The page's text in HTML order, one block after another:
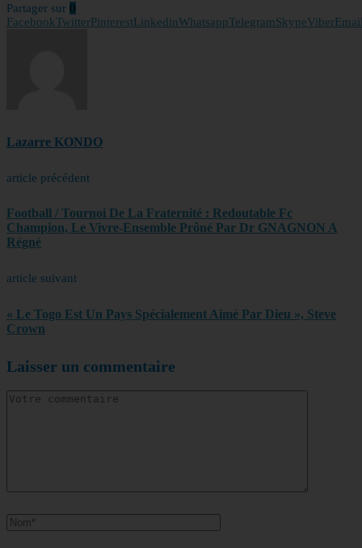
Partager sur 0
FacebookTwitterPinterestLinkedinWhatsappTelegramSkypeViber
Lazarre KONDO
article précédent
Football / Tournoi De La Fraternité : Redoutable Fc
Champion, Le Vivre-Ensemble Prôné Par Dr GNAGNON A
Régné
article suivant
« Le Togo Est Un Pays Spécialement Aimé Par Dieu », Steve
Crown
Laisser un commentaire